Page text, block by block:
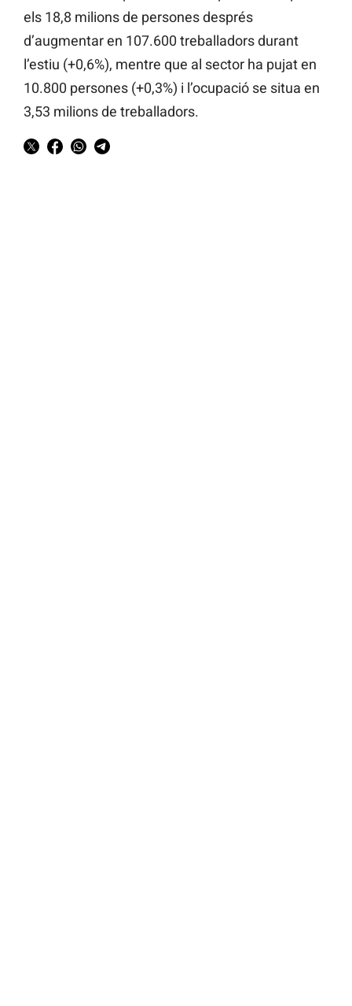
els 18,8 milions de persones després
d’augmentar en 107.600 treballadors durant
l’estiu (+0,6%), mentre que al sector ha pujat en
10.800 persones (+0,3%) i l’ocupació se situa en
3,53 milions de treballadors.